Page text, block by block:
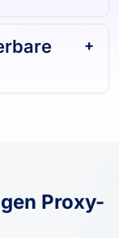
Proxy-